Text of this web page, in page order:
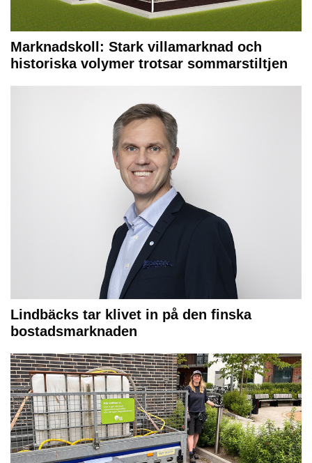
Marknadskoll: Stark villamarknad och
historiska volymer trotsar sommarstiltjen
Lindbäcks tar klivet in på den finska
bostadsmarknaden